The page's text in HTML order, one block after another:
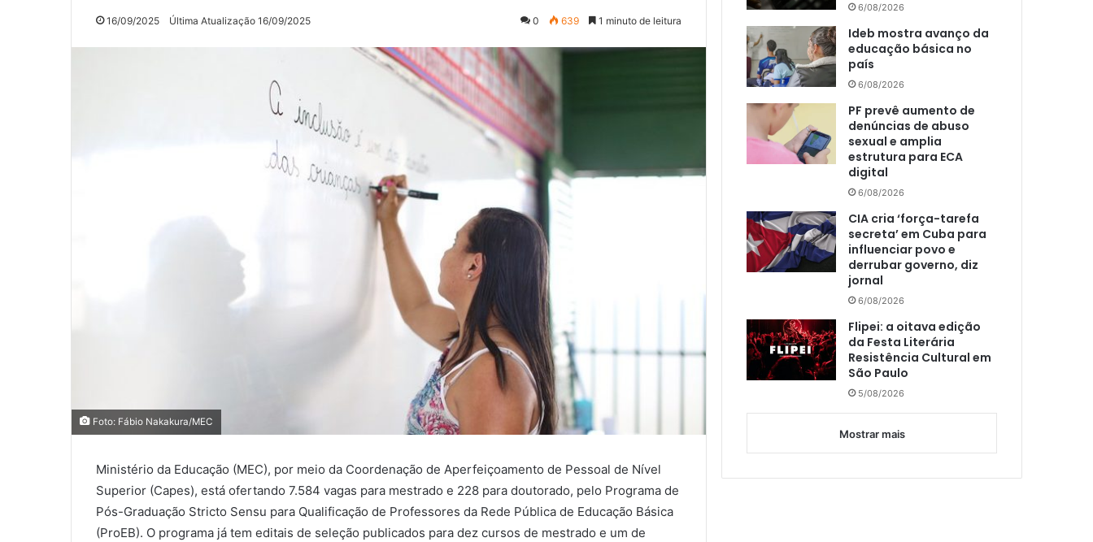
16/09/2025 Última Atualização 16/09/2025 0 639 1 minuto de leitura
Foto: Fábio Nakakura/MEC
Ministério da Educação (MEC), por meio da Coordenação de Aperfeiçoamento de Pessoal de Nível
Superior (Capes), está ofertando 7.584 vagas para mestrado e 228 para doutorado, pelo Programa de
Pós-Graduação Stricto Sensu para Qualificação de Professores da Rede Pública de Educação Básica
(ProEB). O programa já tem editais de seleção publicados para dez cursos de mestrado e um de
6/08/2026
Ideb mostra avanço da
educação básica no
país
6/08/2026
PF prevê aumento de
denúncias de abuso
sexual e amplia
estrutura para ECA
digital
6/08/2026
CIA cria ‘força-tarefa
secreta’ em Cuba para
influenciar povo e
derrubar governo, diz
jornal
6/08/2026
Flipei: a oitava edição
da Festa Literária
Resistência Cultural em
São Paulo
5/08/2026
Mostrar mais